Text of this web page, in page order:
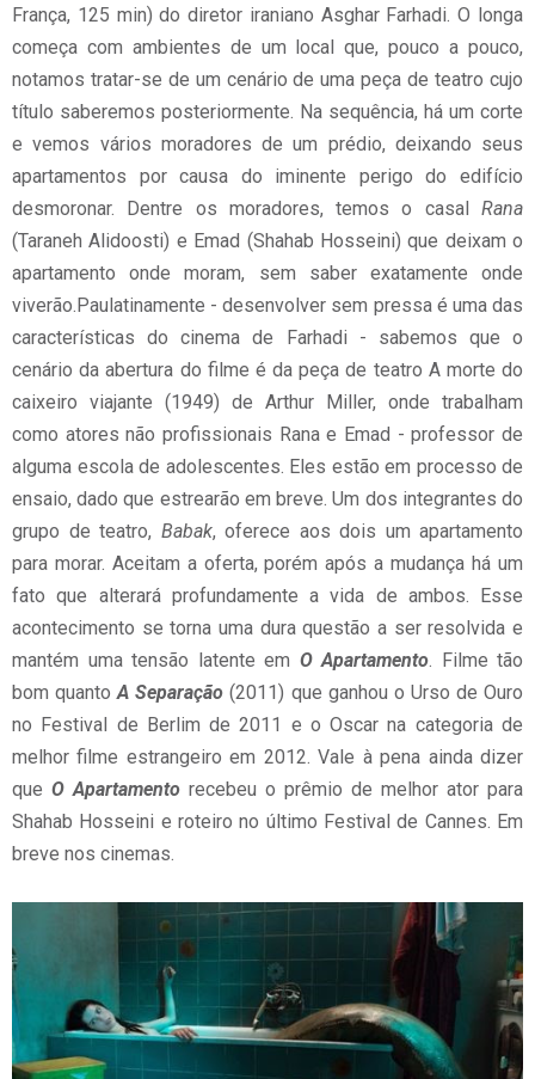
França, 125 min) do diretor iraniano Asghar Farhadi. O longa
começa com ambientes de um local que, pouco a pouco,
notamos tratar-se de um cenário de uma peça de teatro cujo
título saberemos posteriormente. Na sequência, há um corte
e vemos vários moradores de um prédio, deixando seus
apartamentos por causa do iminente perigo do edifício
desmoronar. Dentre os moradores, temos o casal Rana
(Taraneh Alidoosti) e Emad (Shahab Hosseini) que deixam o
apartamento onde moram, sem saber exatamente onde
viverão.Paulatinamente - desenvolver sem pressa é uma das
características do cinema de Farhadi - sabemos que o
cenário da abertura do filme é da peça de teatro A morte do
caixeiro viajante (1949) de Arthur Miller, onde trabalham
como atores não profissionais Rana e Emad - professor de
alguma escola de adolescentes. Eles estão em processo de
ensaio, dado que estrearão em breve. Um dos integrantes do
grupo de teatro, Babak, oferece aos dois um apartamento
para morar. Aceitam a oferta, porém após a mudança há um
fato que alterará profundamente a vida de ambos. Esse
acontecimento se torna uma dura questão a ser resolvida e
mantém uma tensão latente em O Apartamento . Filme tão
bom quanto A Separação(2011) que ganhou o Urso de Ouro
no Festival de Berlim de 2011 e o Oscar na categoria de
melhor filme estrangeiro em 2012. Vale à pena ainda dizer
que O Apartamento recebeu o prêmio de melhor ator para
Shahab Hosseini e roteiro no último Festival de Cannes. Em
breve nos cinemas.